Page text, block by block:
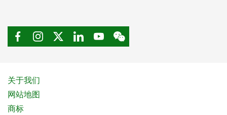
关于我们
网站地图
商标